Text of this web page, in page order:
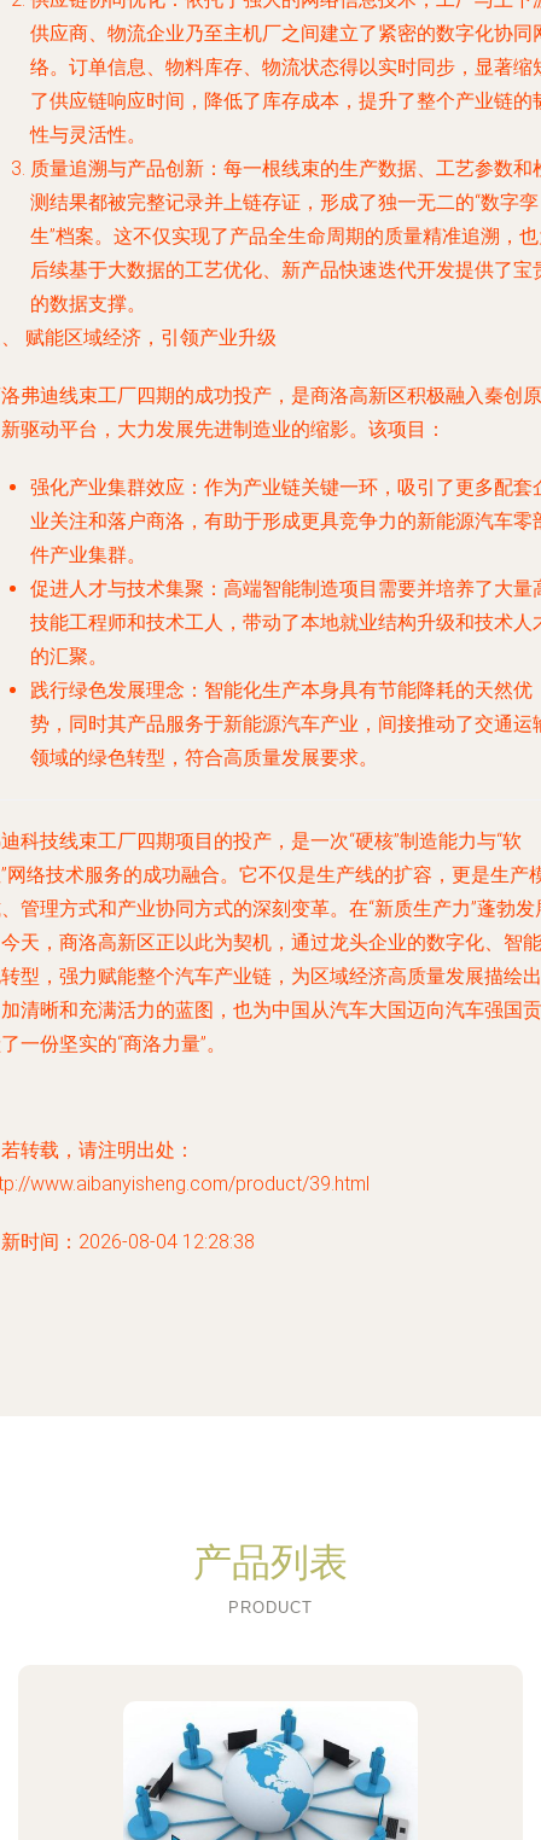
供应商、物流企业乃至主机厂之间建立了紧密的数字化协同
络。订单信息、物料库存、物流状态得以实时同步，显著缩
了供应链响应时间，降低了库存成本，提升了整个产业链的
性与灵活性。
质量追溯与产品创新 ：每一根线束的生产数据、工艺参数和
测结果都被完整记录并上链存证，形成了独一无二的“数字孪
生”档案。这不仅实现了产品全生命周期的质量精准追溯，
后续基于大数据的工艺优化、新产品快速迭代开发提供了宝
的数据支撑。
赋能区域经济，引领产业升级
弗迪线束工厂四期的成功投产，是商洛高新区积极融入秦创原
驱动平台，大力发展先进制造业的缩影。该项目：
强化产业集群效应 ：作为产业链关键一环，吸引了更多配套
业关注和落户商洛，有助于形成更具竞争力的新能源汽车零
件产业集群。
促进人才与技术集聚 ：高端智能制造项目需要并培养了大量
技能工程师和技术工人，带动了本地就业结构升级和技术人
的汇聚。
践行绿色发展理念 ：智能化生产本身具有节能降耗的天然优
势，同时其产品服务于新能源汽车产业，间接推动了交通运
领域的绿色转型，符合高质量发展要求。
科技线束工厂四期项目的投产，是一次“硬核”制造能力与“软
网络技术服务的成功融合。它不仅是生产线的扩容，更是生产
管理方式和产业协同方式的深刻变革。在“新质生产力”蓬勃发
天，商洛高新区正以此为契机，通过龙头企业的数字化、智能
型，强力赋能整个汽车产业链，为区域经济高质量发展描绘出
清晰和充满活力的蓝图，也为中国从汽车大国迈向汽车强国贡
一份坚实的“商洛力量”。
转载，请注明出处：
www.aibanyisheng.com/product/39.html
时间：2026-08-04 12:28:38
产品列表
PRODUCT